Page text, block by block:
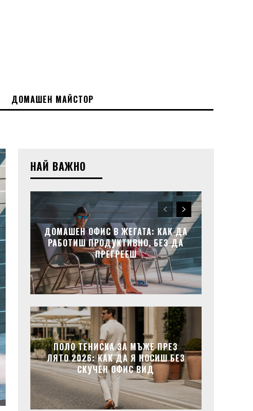
ДОМАШЕН МАЙСТОР
НАЙ ВАЖНО
ДОМАШЕН ОФИС В ЖЕГАТА: КАК ДА
РАБОТИШ ПРОДУКТИВНО, БЕЗ ДА
ПРЕГРЕЕШ
ПОЛО ТЕНИСКА ЗА МЪЖЕ ПРЕЗ
ЛЯТО 2026: КАК ДА Я НОСИШ БЕЗ
СКУЧЕН ОФИС ВИД